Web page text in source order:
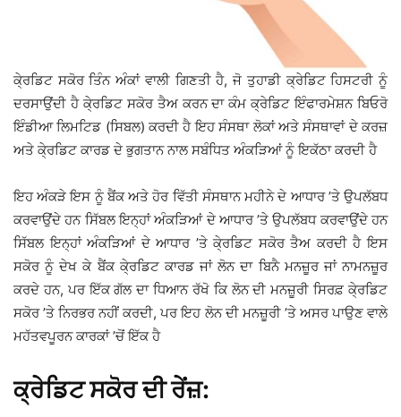
ਕੇ੍ਰਡਿਟ ਸਕੋਰ ਤਿੰਨ ਅੰਕਾਂ ਵਾਲੀ ਗਿਣਤੀ ਹੈ, ਜੋ ਤੁਹਾਡੀ ਕ੍ਰੇਡਿਟ ਹਿਸਟਰੀ ਨੂੰ
ਦਰਸਾਉਂਦੀ ਹੈ ਕੇ੍ਰਡਿਟ ਸਕੋਰ ਤੈਅ ਕਰਨ ਦਾ ਕੰਮ ਕ੍ਰੇਡਿਟ ਇੰਫਾਰਮੇਸ਼ਨ ਬਿਓਰੋ
ਇੰਡੀਆ ਲਿਮਟਿਡ (ਸਿਬਲ) ਕਰਦੀ ਹੈ ਇਹ ਸੰਸਥਾ ਲੋਕਾਂ ਅਤੇ ਸੰਸਥਾਵਾਂ ਦੇ ਕਰਜ਼
ਅਤੇ ਕੇ੍ਰਡਿਟ ਕਾਰਡ ਦੇ ਭੁਗਤਾਨ ਨਾਲ ਸਬੰਧਿਤ ਅੰਕੜਿਆਂ ਨੂੰ ਇਕੱਠਾ ਕਰਦੀ ਹੈ
ਇਹ ਅੰਕੜੇ ਇਸ ਨੂੰ ਬੈਂਕ ਅਤੇ ਹੋਰ ਵਿੱਤੀ ਸੰਸਥਾਨ ਮਹੀਨੇ ਦੇ ਆਧਾਰ ’ਤੇ ਉਪਲੱਬਧ
ਕਰਵਾਉਂਦੇ ਹਨ ਸਿੱਬਲ ਇਨ੍ਹਾਂ ਅੰਕੜਿਆਂ ਦੇ ਆਧਾਰ ’ਤੇ ਉਪਲੱਬਧ ਕਰਵਾਉਂਦੇ ਹਨ
ਸਿੱਬਲ ਇਨ੍ਹਾਂ ਅੰਕੜਿਆਂ ਦੇ ਆਧਾਰ ’ਤੇ ਕੇ੍ਰਡਿਟ ਸਕੋਰ ਤੈਅ ਕਰਦੀ ਹੈ ਇਸ
ਸਕੋਰ ਨੂੰ ਦੇਖ ਕੇ ਬੈਂਕ ਕੇ੍ਰਡਿਟ ਕਾਰਡ ਜਾਂ ਲੋਨ ਦਾ ਬਿਨੈ ਮਨਜ਼ੂਰ ਜਾਂ ਨਾਮਨਜ਼ੂਰ
ਕਰਦੇ ਹਨ, ਪਰ ਇੱਕ ਗੱਲ ਦਾ ਧਿਆਨ ਰੱਖੋ ਕਿ ਲੋਨ ਦੀ ਮਨਜ਼ੂਰੀ ਸਿਰਫ਼ ਕੇ੍ਰਡਿਟ
ਸਕੋਰ ’ਤੇ ਨਿਰਭਰ ਨਹੀਂ ਕਰਦੀ, ਪਰ ਇਹ ਲੋਨ ਦੀ ਮਨਜ਼ੂਰੀ ’ਤੇ ਅਸਰ ਪਾਉਣ ਵਾਲੇ
ਮਹੱਤਵਪੂਰਨ ਕਾਰਕਾਂ ’ਚੋਂ ਇੱਕ ਹੈ
ਕ੍ਰੇਡਿਟ ਸਕੋਰ ਦੀ ਰੇਂਜ਼: